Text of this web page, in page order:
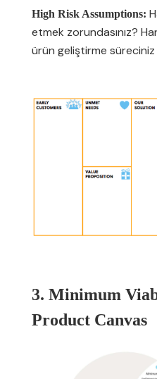
High Risk Assumptions:
etmek zorundasınız?
ürün geliştirme
3. Minimum
Product Canvas